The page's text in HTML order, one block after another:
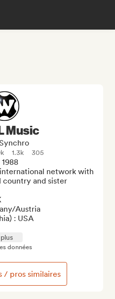
Music
1.3k 305
network with
country and sister
Austria
: USA
données
/ pros similaires